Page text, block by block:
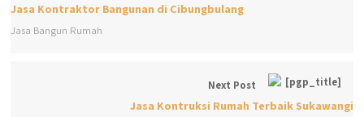
Jasa Kontraktor Bangunan di Cibungbulang
Jasa Bangun Rumah
Next Post
Jasa Kontruksi Rumah Terbaik Sukawangi